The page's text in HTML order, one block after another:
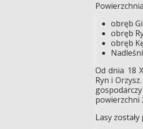
obręb
obręb
obręb
Od dnia 18
Ryn i
powierzchni
Lasy